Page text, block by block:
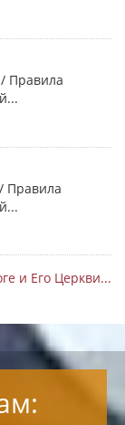
Правила
Правила
и Его Церкви...